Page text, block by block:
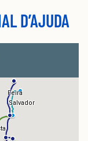
D’AJUDA